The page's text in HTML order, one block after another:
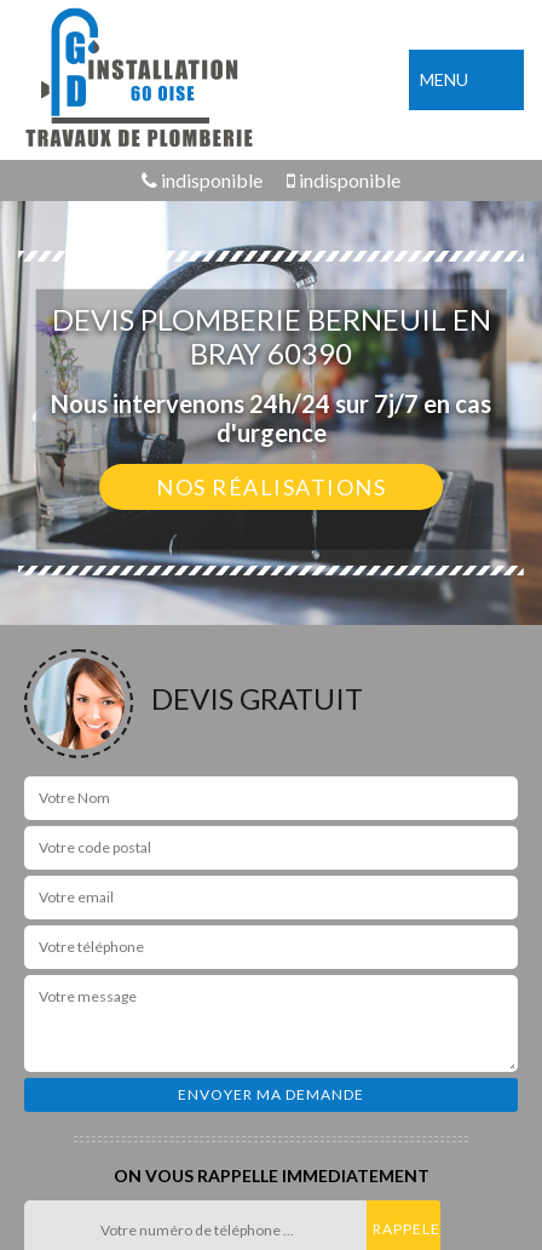
MENU
indisponible indisponible
DEVIS PLOMBERIE BERNEUIL EN
BRAY 60390
Nous intervenons 24h/24 sur 7j/7 en cas
d'urgence
NOS RÉALISATIONS
DEVIS GRATUIT
ON VOUS RAPPELLE IMMEDIATEMENT